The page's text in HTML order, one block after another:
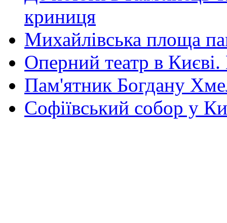
криниця
Михайлівська площа
Оперний театр в
Пам'ятник Богдану
Софіївський собор у